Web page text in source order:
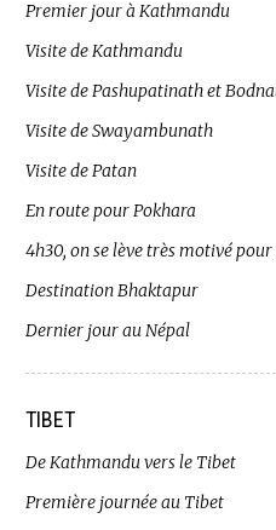
Premier jour à Kathmandu
Visite de Kathmandu
Visite de Pashupatinath et
Visite de Swayambunath
Visite de Patan
En route pour Pokhara
4h30, on se lève très motivé
Destination Bhaktapur
Dernier jour au Népal
TIBET
De Kathmandu vers le Tibet
Première journée au Tibet